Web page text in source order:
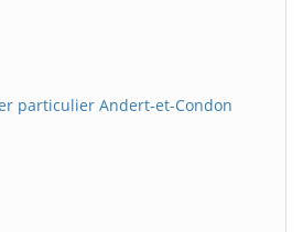
particulier Andert-et-Condon